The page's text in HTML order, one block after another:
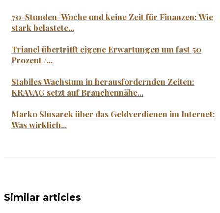
70-Stunden-Woche und keine Zeit für Finanzen: Wie
stark belastete...
Trianel übertrifft eigene Erwartungen um fast 50
Prozent /...
Stabiles Wachstum in herausfordernden Zeiten:
KRAVAG setzt auf Branchennähe...
Marko Slusarek über das Geldverdienen im Internet:
Was wirklich...
Similar articles